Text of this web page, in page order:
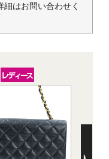
細はお問い合わせく